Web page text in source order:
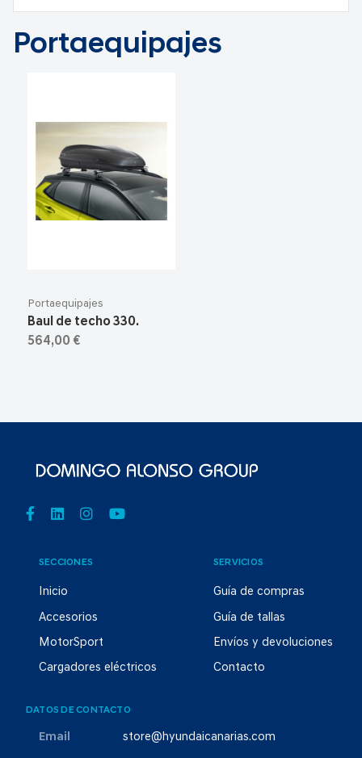
Portaequipajes
Portaequipajes
Baul de techo 330.
564,00 €
SECCIONES
Inicio
Accesorios
MotorSport
Cargadores eléctricos
SERVICIOS
Guía de compras
Guía de tallas
Envíos y devoluciones
Contacto
DATOS DE CONTACTO
Email store@hyundaicanarias.com